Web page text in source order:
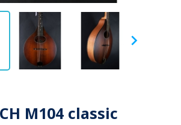

M104 classic